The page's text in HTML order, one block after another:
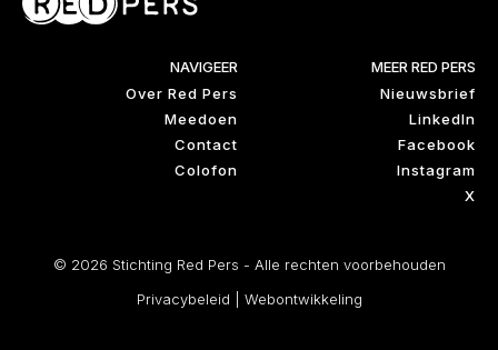
NAVIGEER
Over Red Pers
Meedoen
Contact
Colofon
MEER RED PERS
Nieuwsbrief
LinkedIn
Facebook
Instagram
X
© 2026 Stichting Red Pers - Alle rechten voorbehouden
Privacybeleid
Webontwikkeling